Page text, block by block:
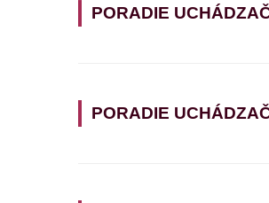
PORADIE
PORADIE